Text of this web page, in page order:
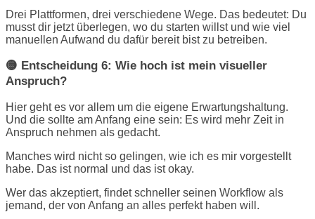
Drei Plattformen, drei verschiedene Wege. Das bedeutet: Du
musst dir jetzt überlegen, wo du starten willst und wie viel
manuellen Aufwand du dafür bereit bist zu betreiben.
🟡 Entscheidung 6: Wie hoch ist mein visueller
Anspruch?
Hier geht es vor allem um die eigene Erwartungshaltung.
Und die sollte am Anfang eine sein: Es wird mehr Zeit in
Anspruch nehmen als gedacht.
Manches wird nicht so gelingen, wie ich es mir vorgestellt
habe. Das ist normal und das ist okay.
Wer das akzeptiert, findet schneller seinen Workflow als
jemand, der von Anfang an alles perfekt haben will.